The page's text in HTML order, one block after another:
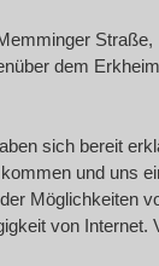
Straße,
dem
sich bereit
und uns
Möglichkeiten
von Internet.